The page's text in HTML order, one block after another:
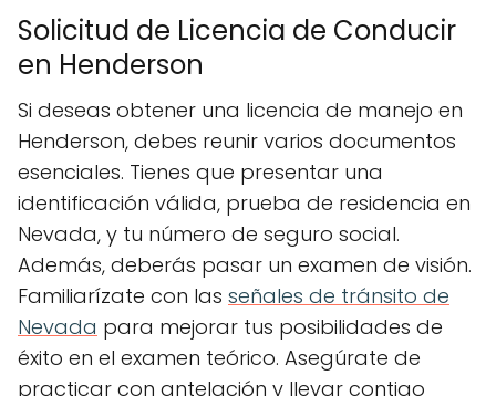
Solicitud de Licencia de Conducir
en Henderson
Si deseas obtener una licencia de manejo en
Henderson, debes reunir varios documentos
esenciales. Tienes que presentar una
identificación válida, prueba de residencia en
Nevada, y tu número de seguro social.
Además, deberás pasar un examen de visión.
Familiarízate con las señales de tránsito de
Nevada para mejorar tus posibilidades de
éxito en el examen teórico. Asegúrate de
practicar con antelación y llevar contigo